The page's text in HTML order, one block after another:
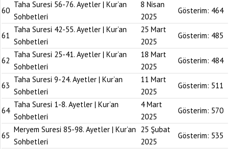
60
Taha Suresi 56-76. Ayetler | Kur’an
Sohbetleri
8 Nisan
2025
Gösterim: 464
61
Taha Suresi 42-55. Ayetler | Kur’an
Sohbetleri
25 Mart
2025
Gösterim: 485
62
Taha Suresi 25-41. Ayetler | Kur’an
Sohbetleri
18 Mart
2025
Gösterim: 484
63
Taha Suresi 9-24. Ayetler | Kur’an
Sohbetleri
11 Mart
2025
Gösterim: 511
64
Taha Suresi 1-8. Ayetler | Kur’an
Sohbetleri
4 Mart
2025
Gösterim: 570
65
Meryem Suresi 85-98. Ayetler | Kur’an
Sohbetleri
25 Şubat
2025
Gösterim: 535